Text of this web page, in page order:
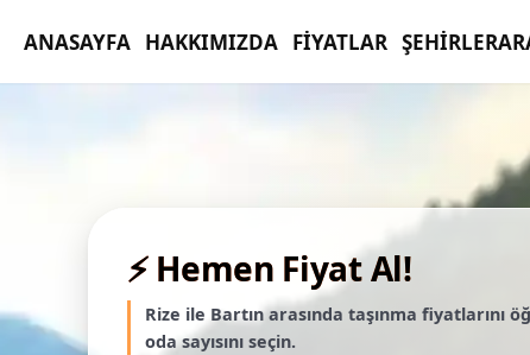
ANASAYFA HAKKIMIZDA FIYATLAR
⚡ Hemen Fiyat Al!
Rize ile Bartın arasında taşınma fiyatlarını
oda sayısını seçin.